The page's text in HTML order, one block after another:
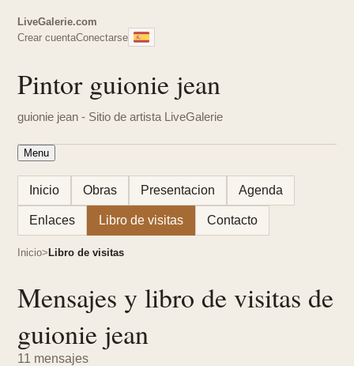
LiveGalerie.com
Crear cuentaConectarse
Pintor guionie jean
guionie jean - Sitio de artista LiveGalerie
Menu
Inicio Obras Presentacion Agenda
Enlaces Libro de visitas Contacto
Inicio Libro de visitas
Mensajes y libro de visitas de
guionie jean
11 mensajes